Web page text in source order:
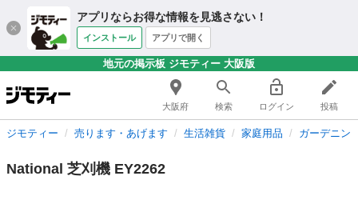
アプリならお得な情報を見逃さない！
インストール アプリで開く
地元の掲示板 ジモティー 大阪版
大阪府 検索 ログイン 投稿
ジモティー 売ります・あげます 生活雑貨 家庭用品 ガーデニン
National 芝刈機 EY2262